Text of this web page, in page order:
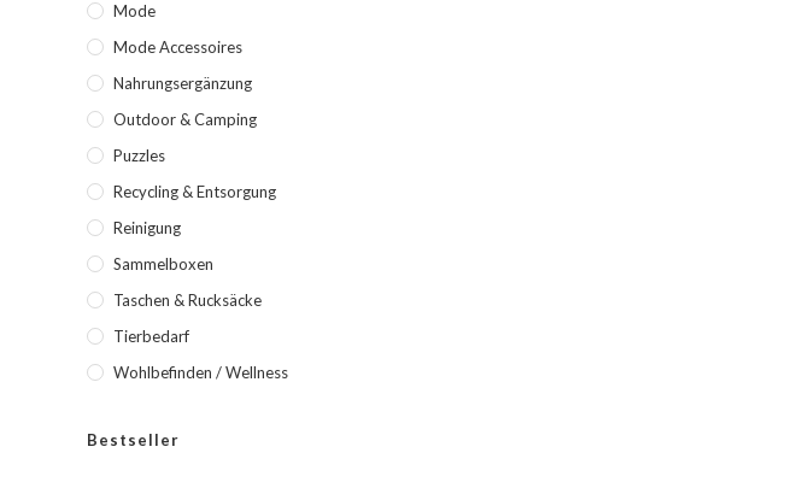
Mode
Mode Accessoires
Nahrungsergänzung
Outdoor & Camping
Puzzles
Recycling & Entsorgung
Reinigung
Sammelboxen
Taschen & Rucksäcke
Tierbedarf
Wohlbefinden / Wellness
Bestseller